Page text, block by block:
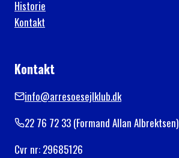
Historie
Kontakt
Kontakt
info@arresoesejlklub.dk
22 76 72 33 (Formand Allan Albrektsen)
Cvr nr: 29685126